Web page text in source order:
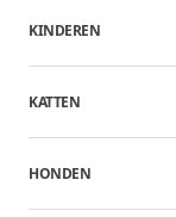
KINDEREN
KATTEN
HONDEN